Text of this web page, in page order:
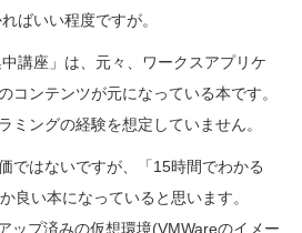
ばいい程度ですが。
講座」は、元々、ワークスアプリケ
コンテンツが元になっている本です。
ミングの経験を想定していません。
ではないですが、「15時間でわかる
良い本になっていると思います。
ップ済みの仮想環境(VMWareのイメー